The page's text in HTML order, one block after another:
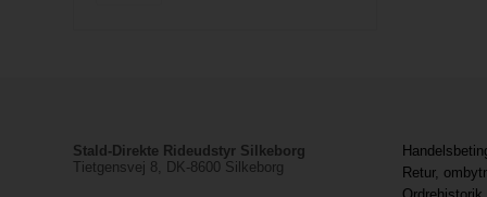
Stald-Direkte Rideudstyr Silkeborg
Tietgensvej 8, DK-8600 Silkeborg
Retur,